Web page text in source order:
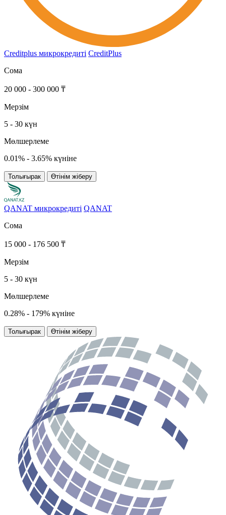
Creditplus микрокредиті CreditPlus
Сома
20 000 - 300 000 ₸
Мерзім
5 - 30 күн
Мөлшерлеме
0.01% - 3.65% күніне
Толығырак Өтінім жіберу
QANAT микрокредиті QANAT
Сома
15 000 - 176 500 ₸
Мерзім
5 - 30 күн
Мөлшерлеме
0.28% - 179% күніне
Толығырак Өтінім жіберу